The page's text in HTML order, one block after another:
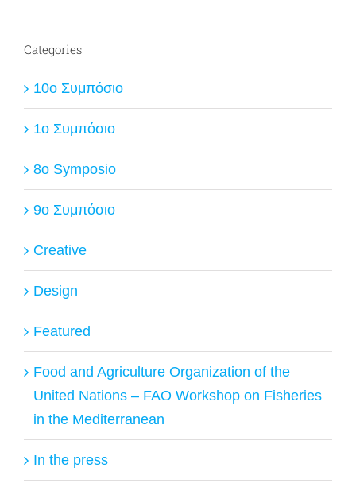
Categories
10ο Συμπόσιο
1ο Συμπόσιο
8o Symposio
9ο Συμπόσιο
Creative
Design
Featured
Food and Agriculture Organization of the
United Nations – FAO Workshop on Fisheries
in the Mediterranean
In the press